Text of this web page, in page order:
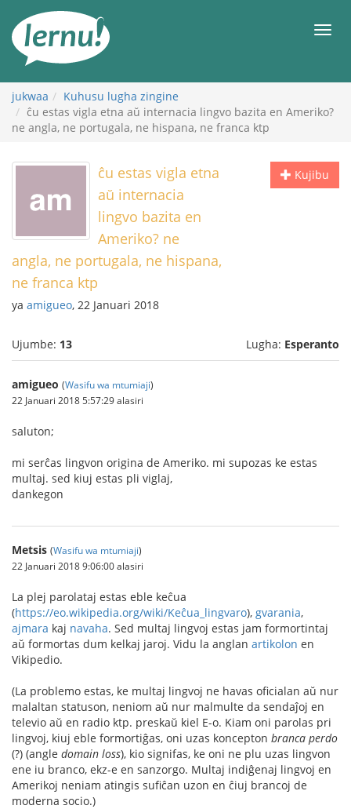
maudhui
jukwaa
Kuhusu lugha zingine
ĉu estas vigla etna aŭ internacia lingvo bazita en Ameriko?
ne angla, ne portugala, ne hispana, ne franca ktp
Kujibu
ĉu estas vigla etna
aŭ internacia
lingvo bazita en
Ameriko? ne
angla, ne portugala, ne hispana,
ne franca ktp
ya amigueo, 22 Januari 2018
Ujumbe: 13 Lugha: Esperanto
amigueo (Wasifu wa mtumiaji)
22 Januari 2018 5:57:29 alasiri
saluton;
mi serĉas lingvon origina de Ameriko. mi supozas ke estas
multaj. sed kiuj estas pli viglaj,
dankegon
Metsis (Wasifu wa mtumiaji)
22 Januari 2018 9:06:00 alasiri
La plej parolataj estas eble keĉua
(https://eo.wikipedia.org/wiki/Keĉua_lingvaro), gvarania,
ajmara kaj navaha. Sed multaj lingvoj estas jam formortintaj
aŭ formortas dum kelkaj jaroj. Vidu la anglan artikolon en
Vikipedio.
(La problemo estas, ke multaj lingvoj ne havas oficialan aŭ nur
malaltan statuson, neniom aŭ nur malmulte da sendaĵoj en
televio aŭ en radio ktp. preskaŭ kiel E-o. Kiam oni parolas pri
lingvoj, kiuj eble formortiĝas, oni uzas koncepton branca perdo
(?) (angle domain loss), kio signifas, ke oni ne plu uzas lingvon
ene iu branco, ekz-e en sanzorgo. Multaj indiĝenaj lingvoj en
Amerikoj neniam atingis sufiĉan uzon en ĉiuj brancoj de
moderna socio.)